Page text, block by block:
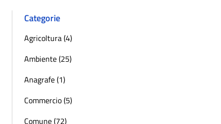
Categorie
Agricoltura (4)
Ambiente (25)
Anagrafe (1)
Commercio (5)
Comune (72)